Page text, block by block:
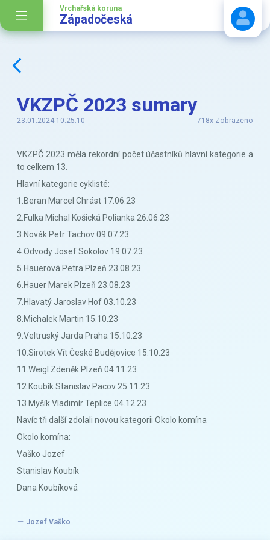
Vrchařská koruna
Západočeská
VKZPČ 2023 sumary
23.01.2024 10:25:10 718x Zobrazeno
VKZPČ 2023 měla rekordní počet účastníků hlavní kategorie a
to celkem 13.
Hlavní kategorie cyklisté:
1.Beran Marcel Chrást 17.06.23
2.Fulka Michal Košická Polianka 26.06.23
3.Novák Petr Tachov 09.07.23
4.Odvody Josef Sokolov 19.07.23
5.Hauerová Petra Plzeň 23.08.23
6.Hauer Marek Plzeň 23.08.23
7.Hlavatý Jaroslav Hof 03.10.23
8.Michalek Martin 15.10.23
9.Veltruský Jarda Praha 15.10.23
10.Sirotek Vít České Budějovice 15.10.23
11.Weigl Zdeněk Plzeň 04.11.23
12.Koubík Stanislav Pacov 25.11.23
13.Myšík Vladimír Teplice 04.12.23
Navíc tři další zdolali novou kategorii Okolo komína
Okolo komína:
Vaško Jozef
Stanislav Koubík
Dana Koubíková
Jozef Vaško